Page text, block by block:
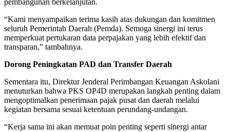
“Kami menyampaikan terima kasih atas dukungan dan komitmen
seluruh Pemerintah Daerah (Pemda). Semoga sinergi ini terus
memperkuat pertukaran data perpajakan yang lebih efektif dan
transparan,” tambahnya.
Dorong Peningkatan PAD dan Transfer Daerah
Sementara itu, Direktur Jenderal Perimbangan Keuangan Askolani
menuturkan bahwa PKS OP4D merupakan langkah penting dalam
mengoptimalkan penerimaan pajak pusat dan daerah melalui
kegiatan bersama sesuai ketentuan perundang-undangan.
“Kerja sama ini akan memuat poin penting seperti sinergi antar